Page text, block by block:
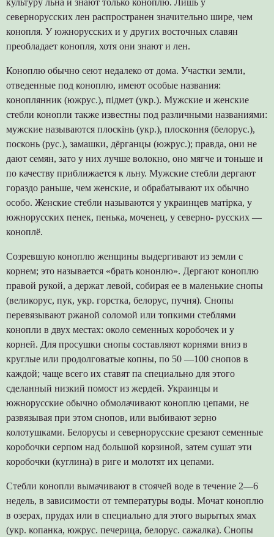
культуру льна и знают только коноплю. Лишь у
севернорусских лен распространен значительно шире, чем
конопля. У южнорусских и у других восточных славян
преобладает конопля, хотя они знают и лен.
Коноплю обычно сеют недалеко от дома. Участки земли,
отведенные под коноплю, имеют особые названия:
коноплянник (южрус.), підмет (укр.). Мужские и женские
стебли конопли также известны под различными названиями:
мужские называются плоскінь (укр.), плосконня (белорус.),
посконь (рус.), замашки, дёрганцы (южрус.); правда, они не
дают семян, зато у них лучше волокно, оно мягче и тоньше и
по качеству приближается к льну. Мужские стебли дергают
гораздо раньше, чем женские, и обрабатывают их обычно
особо. Женские стебли называются у украинцев матірка, у
южнорусских пенек, пенька, моченец, у северно- русских —
коноплё.
Созревшую коноплю женщины выдергивают из земли с
корнем; это называется «брать кононлю». Дергают коноплю
правой рукой, а держат левой, собирая ее в маленькие снопы
(великорус, пук, укр. горстка, белорус, пучня). Снопы
перевязывают ржаной соломой или топкими стеблями
конопли в двух местах: около семенных коробочек и у
корней. Для просушки снопы составляют корнями вниз в
круглые или продолговатые копны, по 50 —100 снопов в
каждой; чаще всего их ставят па специально для этого
сделанный низкий помост из жердей. Украинцы и
южнорусские обычно обмолачивают коноплю цепами, не
развязывая при этом снопов, или выбивают зерно
колотушками. Белорусы и севернорусские срезают семенные
коробочки серпом над большой корзиной, затем сушат эти
коробочки (куглина) в риге и молотят их цепами.
Стебли конопли вымачивают в стоячей воде в течение 2—6
недель, в зависимости от температуры воды. Мочат коноплю
в озерах, прудах или в специально для этого вырытых ямах
(укр. копанка, южрус. печерица, белорус. сажалка). Снопы